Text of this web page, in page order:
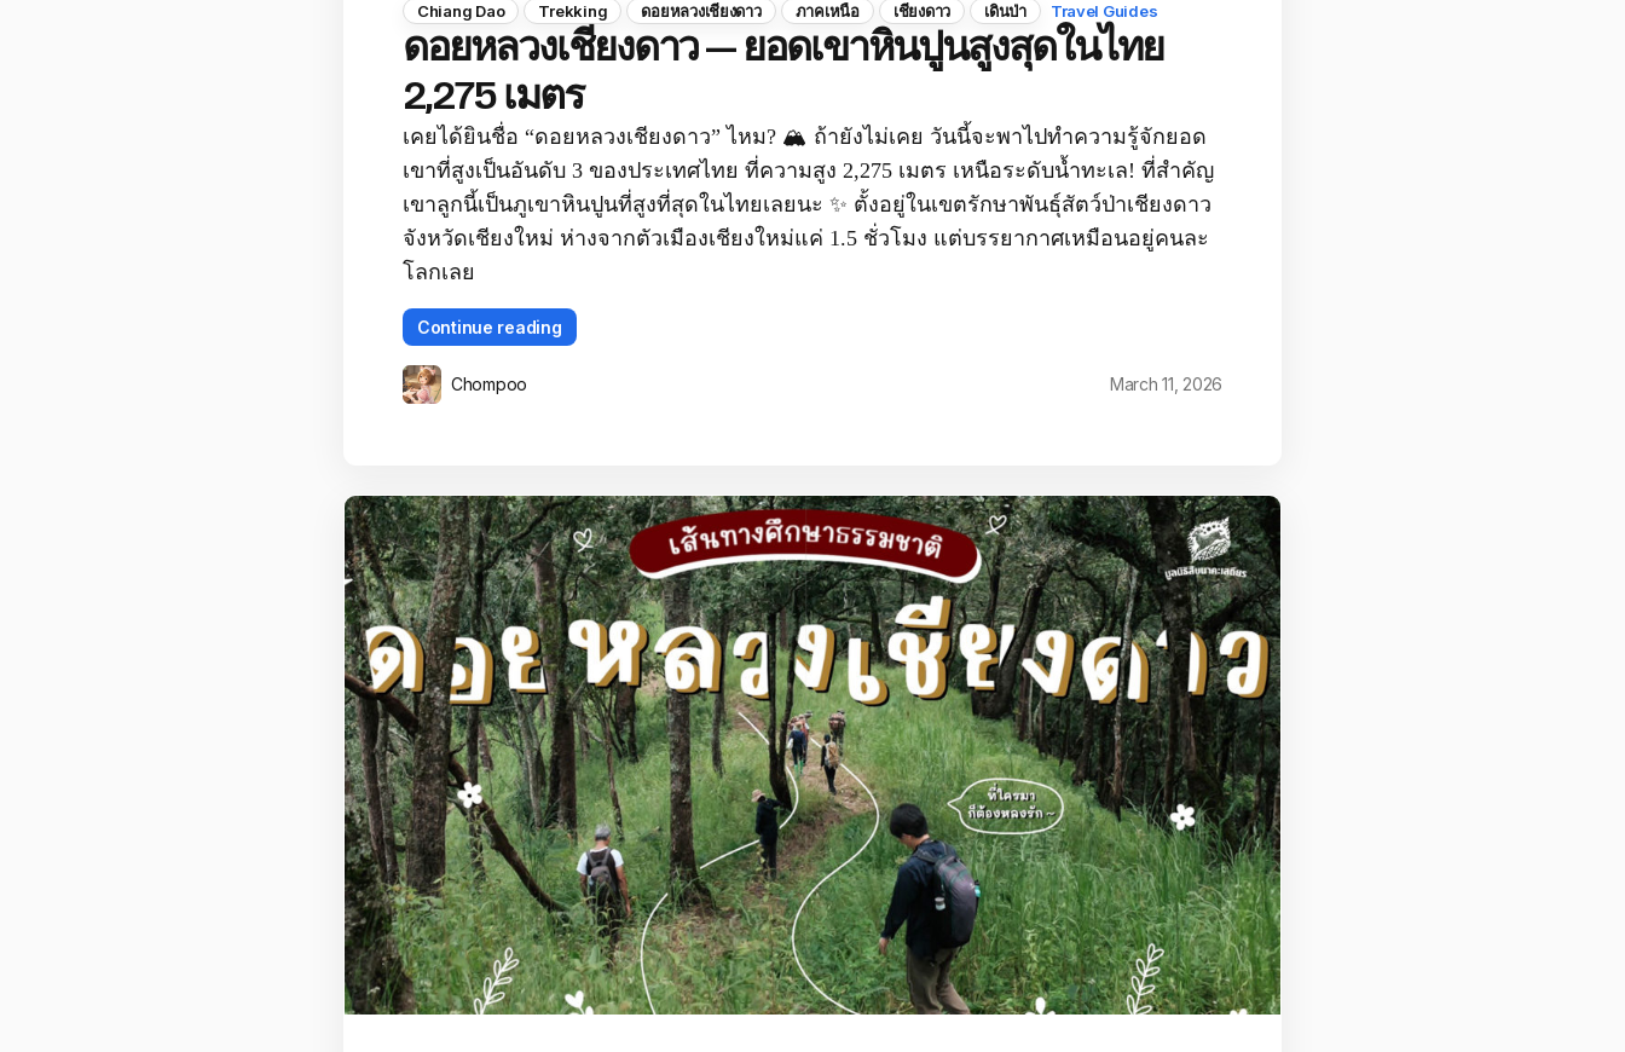
Chiang Dao Trekking ดอยหลวงเชียงดาว ภาคเหนือ เชียงดาว เดินป่า Travel Guides
ดอยหลวงเชียงดาว — ยอดเขาหินปูนสูงสุดในไทย
2,275 เมตร
เคยได้ยินชื่อ “ดอยหลวงเชียงดาว” ไหม? 🏔️ ถ้ายังไม่เคย วันนี้จะพาไปทำความรู้จักยอด
เขาที่สูงเป็นอันดับ 3 ของประเทศไทย ที่ความสูง 2,275 เมตร เหนือระดับน้ำทะเล! ที่สำคัญ
เขาลูกนี้เป็นภูเขาหินปูนที่สูงที่สุดในไทยเลยนะ ✨ ตั้งอยู่ในเขตรักษาพันธุ์สัตว์ป่าเชียงดาว
จังหวัดเชียงใหม่ ห่างจากตัวเมืองเชียงใหม่แค่ 1.5 ชั่วโมง แต่บรรยากาศเหมือนอยู่คนละ
โลกเลย
Continue reading
Chompoo March 11, 2026